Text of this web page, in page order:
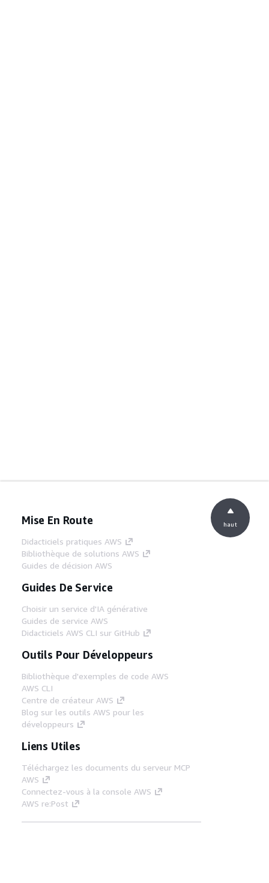
Mise En Route
Didacticiels pratiques AWS
Bibliothèque de solutions AWS
Guides de décision AWS
Guides De Service
Choisir un service d'IA générative
Guides de service AWS
Didacticiels AWS CLI sur GitHub
Outils Pour Développeurs
Bibliothèque d'exemples de code AWS
AWS CLI
Centre de créateur AWS
Blog sur les outils AWS pour les
développeurs
Liens Utiles
Téléchargez les documents du serveur MCP
AWS
Connectez-vous à la console AWS
AWS re:Post
haut